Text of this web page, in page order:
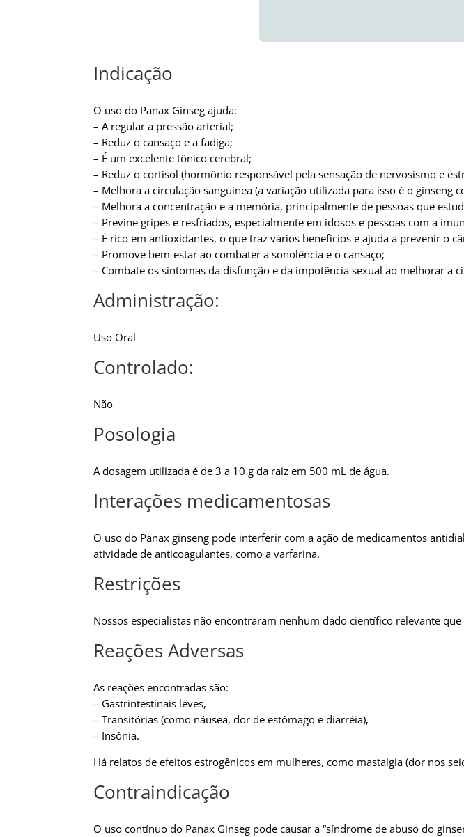
Indicação
O uso do Panax Ginseg ajuda:
– A regular a pressão arterial;
– Reduz o cansaço e a fadiga;
– É um excelente tônico cerebral;
– Reduz o cortisol (hormônio responsável pela sensação de nervosismo e
– Melhora a circulação sanguínea (a variação utilizada para isso é o ginseng
– Melhora a concentração e a memória, principalmente de pessoas que
– Previne gripes e resfriados, especialmente em idosos e pessoas com a
– É rico em antioxidantes, o que traz vários benefícios e ajuda a prevenir o
– Promove bem-estar ao combater a sonolência e o cansaço;
– Combate os sintomas da disfunção e da impotência sexual ao melhorar a
Administração:
Uso Oral
Controlado:
Não
Posologia
A dosagem utilizada é de 3 a 10 g da raiz em 500 mL de água.
Interações medicamentosas
O uso do Panax ginseng pode interferir com a ação de medicamentos
atividade de anticoagulantes, como a varfarina.
Restrições
Nossos especialistas não encontraram nenhum dado científico relevante
Reações Adversas
As reações encontradas são:
– Gastrintestinais leves,
– Transitórias (como náusea, dor de estômago e diarréia),
– Insônia.
Há relatos de efeitos estrogênicos em mulheres, como mastalgia (dor nos
Contraindicação
O uso contínuo do Panax Ginseg pode causar a “síndrome de abuso do